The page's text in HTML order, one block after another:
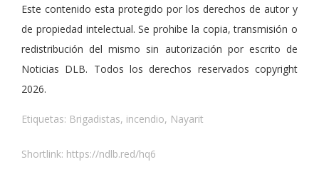
Este contenido esta protegido por los derechos de autor y
de propiedad intelectual. Se prohibe la copia, transmisión o
redistribución del mismo sin autorización por escrito de
Noticias DLB. Todos los derechos reservados copyright
2026.
Etiquetas: Brigadistas, incendio, Nayarit
Shortlink: https://ndlb.red/hq6